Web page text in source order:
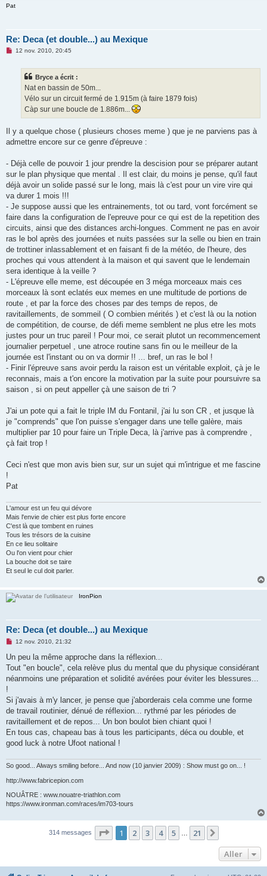
Pat
Re: Deca (et double...) au Mexique
M
u
12 nov. 2010, 20:45
Bryce a écrit :
Nat en bassin de 50m...
Vélo sur un circuit fermé de 1.915m (à faire 1879 fois)
Càp sur une boucle de 1.886m...
Il y a quelque chose ( plusieurs choses meme ) que je ne parviens pas à
admettre encore sur ce genre d'épreuve :
- Déjà celle de pouvoir 1 jour prendre la descision pour se préparer autant
sur le plan physique que mental . Il est clair, du moins je pense, qu'il faut
déjà avoir un solide passé sur le long, mais là c'est pour un vire vire qui
va durer 1 mois !!!
- Je suppose aussi que les entrainements, tot ou tard, vont forcément se
faire dans la configuration de l'epreuve pour ce qui est de la repetition des
circuits, ainsi que des distances archi-longues. Comment ne pas en avoir
ras le bol après des journées et nuits passées sur la selle ou bien en train
de trottiner inlassablement et en faisant fi de la météo, de l'heure, des
proches qui vous attendent à la maison et qui savent que le lendemain
sera identique à la veille ?
- L'épreuve elle meme, est découpée en 3 méga morceaux mais ces
morceaux là sont eclatés eux memes en une multitude de portions de
route , et par la force des choses par des temps de repos, de
ravitaillements, de sommeil ( O combien mérités ) et c'est là ou la notion
de compétition, de course, de défi meme semblent ne plus etre les mots
justes pour un truc pareil ! Pour moi, ce serait plutot un recommencement
journalier perpetuel , une atroce routine sans fin ou le meilleur de la
journée est l'instant ou on va dormir !! ... bref, un ras le bol !
- Finir l'épreuve sans avoir perdu la raison est un véritable exploit, çà je le
reconnais, mais a t'on encore la motivation par la suite pour poursuivre sa
saison , si on peut appeller çà une saison de tri ?
J'ai un pote qui a fait le triple IM du Fontanil, j'ai lu son CR , et jusque là
je "comprends" que l'on puisse s'engager dans une telle galère, mais
multiplier par 10 pour faire un Triple Deca, là j'arrive pas à comprendre ,
çà fait trop !
Ceci n'est que mon avis bien sur, sur un sujet qui m'intrigue et me fascine
!
Pat
L'amour est un feu qui dévore
Mais l'envie de chier est plus forte encore
C'est là que tombent en ruines
Tous les trésors de la cuisine
En ce lieu solitaire
Ou l'on vient pour chier
La bouche doit se taire
Et seul le cul doit parler.
IronPion
Re: Deca (et double...) au Mexique
M
s
a
g
o
n
l
u
12 nov. 2010, 21:32
Un peu la même approche dans la réflexion...
Tout "en boucle", cela relève plus du mental que du physique considérant
néanmoins une préparation et solidité avérées pour éviter les blessures...
!
Si j'avais à m'y lancer, je pense que j'aborderais cela comme une forme
de travail routinier, dénué de réflexion... rythmé par les périodes de
ravitaillement et de repos... Un bon boulot bien chiant quoi !
En tous cas, chapeau bas à tous les participants, déca ou double, et
good luck à notre Ufoot national !
So good... Always smiling before... And now (10 janvier 2009) : Show must go on... !
http://www.fabricepion.com
NOUÂTRE : www.nouatre-triathlon.com
https://www.ironman.com/races/im703-tours
314 messages Page 1sur
1 2 3 4 5 … 21
Aller